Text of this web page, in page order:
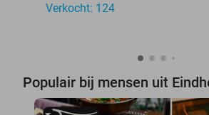
Verkocht: 124
Populair bij mensen uit